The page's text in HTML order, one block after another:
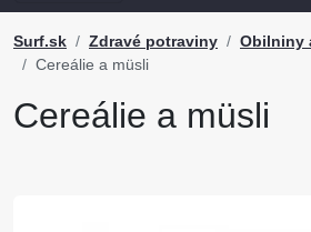
Surf.sk Zdravé potraviny
Obilniny
Cereálie a müsli
Cereálie a müsli